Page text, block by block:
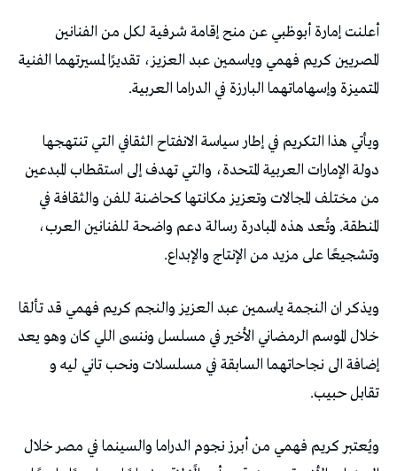
أعلنت إمارة أبوظبي عن منح إقامة شرفية لكل من الفنانين
المصريين كريم فهمي وياسمين عبد العزيز، تقديرًا لمسيرتهما الفنية
المتميزة وإسهاماتهما البارزة في الدراما العربية.
ويأتي هذا التكريم في إطار سياسة الانفتاح الثقافي التي تنتهجها
دولة الإمارات العربية المتحدة، والتي تهدف إلى استقطاب المبدعين
من مختلف المجالات وتعزيز مكانتها كحاضنة للفن والثقافة في
المنطقة. وتُعد هذه المبادرة رسالة دعم واضحة للفنانين العرب،
وتشجيعًا على مزيد من الإنتاج والإبداع.
ويذكر ان النجمة ياسمين عبد العزيز والنجم كريم فهمي قد تألقا
خلال الموسم الرمضاني الأخير في مسلسل وننسى اللي كان وهو يعد
إضافة الى نجاحاتهما السابقة في مسلسلات ونحب تاني ليه و
تقابل حبيب.
ويُعتبر كريم فهمي من أبرز نجوم الدراما والسينما في مصر خلال